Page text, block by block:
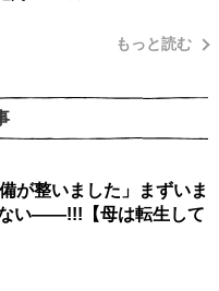
もっと読む
が整いました」まずいま
い――!!!【母は転生して